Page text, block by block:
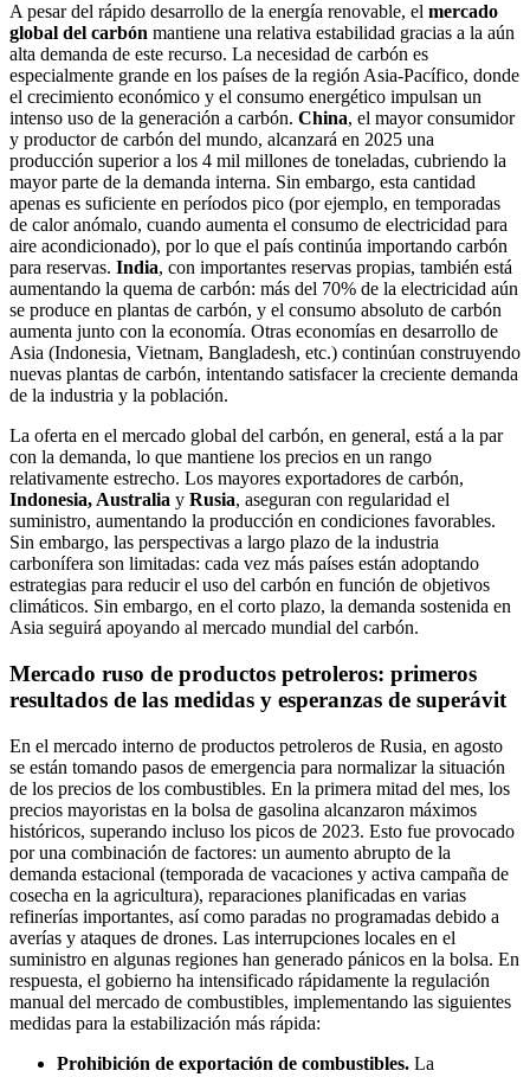
A pesar del rápido desarrollo de la energía renovable, el mercado
global del carbón mantiene una relativa estabilidad gracias a la aún
alta demanda de este recurso. La necesidad de carbón es
especialmente grande en los países de la región Asia-Pacífico, donde
el crecimiento económico y el consumo energético impulsan un
intenso uso de la generación a carbón. China, el mayor consumidor
y productor de carbón del mundo, alcanzará en 2025 una
producción superior a los 4 mil millones de toneladas, cubriendo la
mayor parte de la demanda interna. Sin embargo, esta cantidad
apenas es suficiente en períodos pico (por ejemplo, en temporadas
de calor anómalo, cuando aumenta el consumo de electricidad para
aire acondicionado), por lo que el país continúa importando carbón
para reservas. India, con importantes reservas propias, también está
aumentando la quema de carbón: más del 70% de la electricidad aún
se produce en plantas de carbón, y el consumo absoluto de carbón
aumenta junto con la economía. Otras economías en desarrollo de
Asia (Indonesia, Vietnam, Bangladesh, etc.) continúan construyendo
nuevas plantas de carbón, intentando satisfacer la creciente demanda
de la industria y la población.
La oferta en el mercado global del carbón, en general, está a la par
con la demanda, lo que mantiene los precios en un rango
relativamente estrecho. Los mayores exportadores de carbón,
Indonesia, Australia y Rusia, aseguran con regularidad el
suministro, aumentando la producción en condiciones favorables.
Sin embargo, las perspectivas a largo plazo de la industria
carbonífera son limitadas: cada vez más países están adoptando
estrategias para reducir el uso del carbón en función de objetivos
climáticos. Sin embargo, en el corto plazo, la demanda sostenida en
Asia seguirá apoyando al mercado mundial del carbón.
Mercado ruso de productos petroleros: primeros
resultados de las medidas y esperanzas de superávit
En el mercado interno de productos petroleros de Rusia, en agosto
se están tomando pasos de emergencia para normalizar la situación
de los precios de los combustibles. En la primera mitad del mes, los
precios mayoristas en la bolsa de gasolina alcanzaron máximos
históricos, superando incluso los picos de 2023. Esto fue provocado
por una combinación de factores: un aumento abrupto de la
demanda estacional (temporada de vacaciones y activa campaña de
cosecha en la agricultura), reparaciones planificadas en varias
refinerías importantes, así como paradas no programadas debido a
averías y ataques de drones. Las interrupciones locales en el
suministro en algunas regiones han generado pánicos en la bolsa. En
respuesta, el gobierno ha intensificado rápidamente la regulación
manual del mercado de combustibles, implementando las siguientes
medidas para la estabilización más rápida:
Prohibición de exportación de combustibles. La